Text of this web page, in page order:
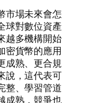
市場未來會怎
球對數位資產
越多機構開始
密貨幣的應用
成熟、更合規
說，這代表可
整、學習管道
成熟，競爭也